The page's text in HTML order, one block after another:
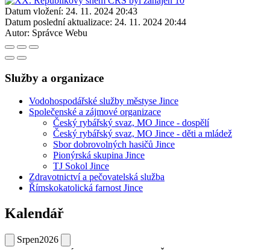
Datum vložení: 24. 11. 2024 20:43
Datum poslední aktualizace: 24. 11. 2024 20:44
Autor: Správce Webu
Služby a organizace
Vodohospodářské služby městyse Jince
Společenské a zájmové organizace
Český rybářský svaz, MO Jince - dospělí
Český rybářský svaz, MO Jince - děti a mládež
Sbor dobrovolných hasičů Jince
Pionýrská skupina Jince
TJ Sokol Jince
Zdravotnictví a pečovatelská služba
Římskokatolická farnost Jince
Kalendář
Srpen2026